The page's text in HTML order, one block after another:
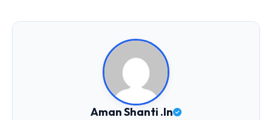
Aman Shanti .In